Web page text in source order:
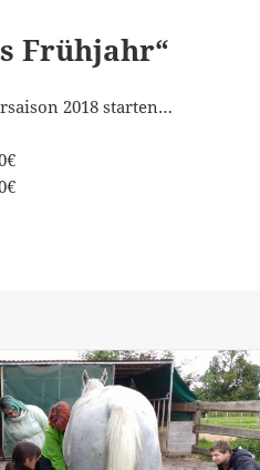
Frühjahr“
2018 starten…